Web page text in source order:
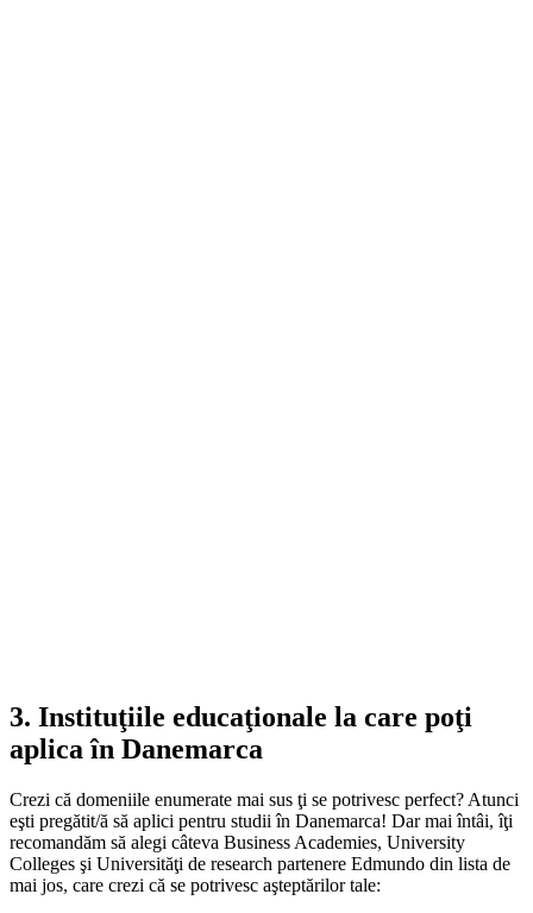
3. Instituţiile educaţionale la care poţi
aplica în Danemarca
Crezi că domeniile enumerate mai sus ţi se potrivesc perfect? Atunci
eşti pregătit/ă să aplici pentru studii în Danemarca! Dar mai întâi, îţi
recomandăm să alegi câteva Business Academies, University
Colleges şi Universităţi de research partenere Edmundo din lista de
mai jos, care crezi că se potrivesc aşteptărilor tale: